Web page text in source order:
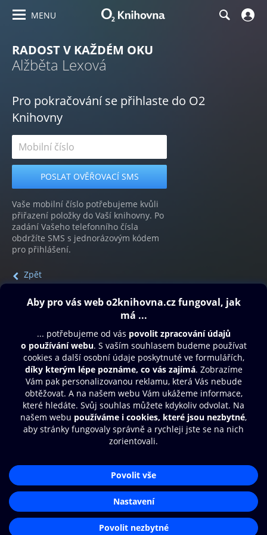
MENU
RADOST V KAŽDÉM OKU
Alžběta Lexová
Pro pokračování se přihlaste do O2
Knihovny
Vaše mobilní číslo potřebujeme kvůli
přiřazení položky do Vaší knihovny. Po
zadání Vašeho telefonního čísla
obdržíte SMS s jednorázovým kódem
pro přihlášení.
Zpět
Obsah ke stažení
Moje O2 Knihovna
Další zábava
© O2 Czech Republic a.s.
Přístupnost
Zásady zpracování osobních údajů
Nastavení cookies
Aplikace O2 Knihovna
Čti a poslouchej své e-knihy a
audioknihy rychleji a pohodlněji.